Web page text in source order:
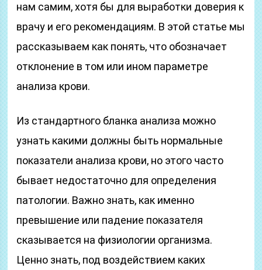
нам самим, хотя бы для выработки доверия к
врачу и его рекомендациям. В этой статье мы
рассказываем как понять, что обозначает
отклонение в том или ином параметре
анализа крови.
Из стандартного бланка анализа можно
узнать какими должны быть нормальные
показатели анализа крови, но этого часто
бывает недостаточно для определения
патологии. Важно знать, как именно
превышение или падение показателя
сказывается на физиологии организма.
Ценно знать, под воздействием каких